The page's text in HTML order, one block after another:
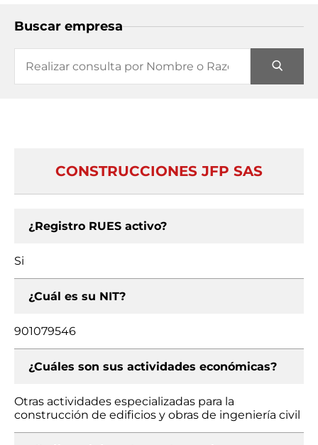
Buscar empresa
CONSTRUCCIONES JFP SAS
¿Registro RUES activo?
Si
¿Cuál es su NIT?
901079546
¿Cuáles son sus actividades económicas?
Otras actividades especializadas para la
construcción de edificios y obras de ingeniería civil